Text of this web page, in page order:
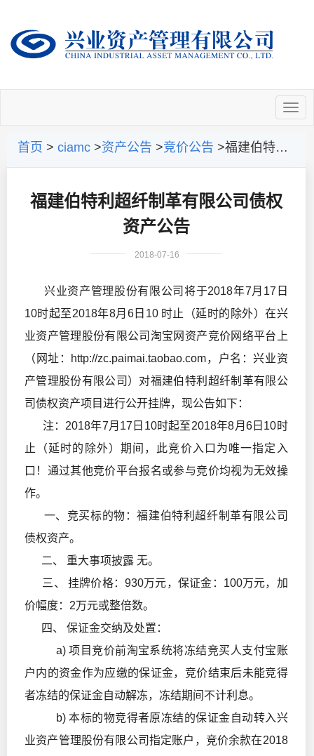
首页 > ciamc >资产公告 >竞价公告 >福建伯特利超纤制革有限公司债权资产公告
福建伯特利超纤制革有限公司债权
资产公告
2018-07-16
兴业资产管理股份有限公司将于2018年7月17日
10时起至2018年8月6日10 时止（延时的除外）在兴
业资产管理股份有限公司淘宝网资产竞价网络平台上
（网址：http://zc.paimai.taobao.com，户名：兴业资
产管理股份有限公司）对福建伯特利超纤制革有限公
司债权资产项目进行公开挂牌，现公告如下：
注：2018年7月17日10时起至2018年8月6日10时
止（延时的除外）期间，此竞价入口为唯一指定入
口！通过其他竞价平台报名或参与竞价均视为无效操
作。
一、竞买标的物：福建伯特利超纤制革有限公司
债权资产。
二、 重大事项披露 无。
三、 挂牌价格：930万元，保证金：100万元，加
价幅度：2万元或整倍数。
四、 保证金交纳及处置：
a) 项目竞价前淘宝系统将冻结竞买人支付宝账
户内的资金作为应缴的保证金，竞价结束后未能竞得
者冻结的保证金自动解冻，冻结期间不计利息。
b) 本标的物竞得者原冻结的保证金自动转入兴
业资产管理股份有限公司指定账户，竞价余款在2018